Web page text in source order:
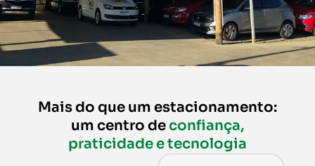
Mais do que um estacionamento:
um centro deconfiança,
praticidade e tecnologia